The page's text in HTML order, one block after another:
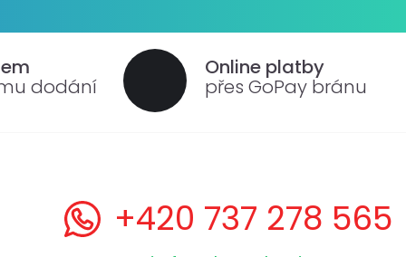
dodání
Online platby
přes GoPay bránu
+420 737 278 565